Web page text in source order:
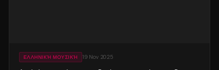
ΕΛΛΗΝΙΚΉ ΜΟΥΣΙΚΉ 19 Nov 2025